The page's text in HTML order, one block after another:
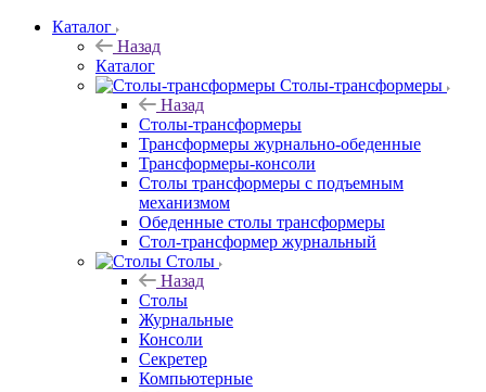
Каталог
Назад
Каталог
Столы-трансформеры
Назад
Столы-трансформеры
Трансформеры журнально-обеденные
Трансформеры-консоли
Столы трансформеры с подъемным
механизмом
Обеденные столы трансформеры
Стол-трансформер журнальный
Столы
Назад
Столы
Журнальные
Консоли
Секретер
Компьютерные